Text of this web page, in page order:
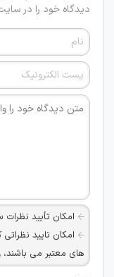
دیدگاه خود را در
امکان تأیید
امکان تایید
های معتبر می باشند،